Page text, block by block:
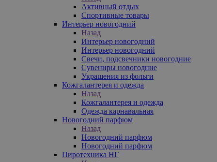
Активный отдых
Спортивные товары
Интерьер новогодний
Назад
Интерьер новогодний
Интерьер новогодний
Свечи, подсвечники новогодние
Сувениры новогодние
Украшения из фольги
Кожгалантерея и одежда
Назад
Кожгалантерея и одежда
Одежда карнавальная
Новогодний парфюм
Назад
Новогодний парфюм
Новогодний парфюм
Пиротехника НГ